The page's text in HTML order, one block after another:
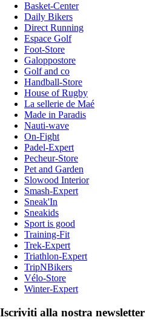
Basket-Center
Daily Bikers
Direct Running
Espace Golf
Foot-Store
Galoppostore
Golf and co
Handball-Store
House of Rugby
La sellerie de Maé
Made in Paradis
Nauti-wave
On-Fight
Padel-Expert
Pecheur-Store
Pet and Garden
Slowood Interior
Smash-Expert
Sneak'In
Sneakids
Sport is good
Training-Fit
Trek-Expert
Triathlon-Expert
TripNBikers
Vélo-Store
Winter-Expert
Iscriviti alla nostra newsletter